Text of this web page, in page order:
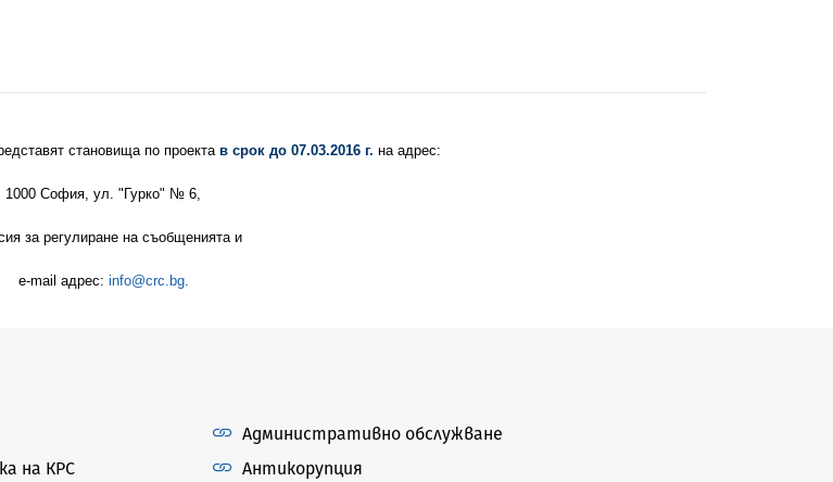
становища по проекта в срок до 07.03.2016 г. на адрес:
1000 София, ул. "Гурко" № 6,
за регулиране на съобщенията и
e-mail адрес: info@crc bg.
на КРС
Административно обслужване
Антикорупция